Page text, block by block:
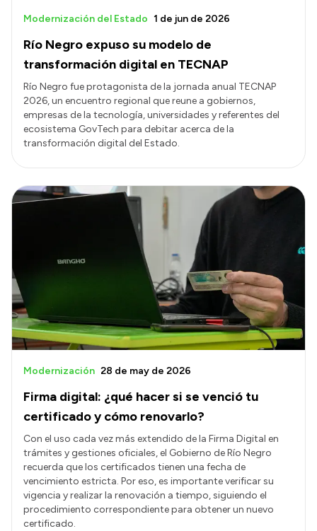
Río Negro expuso su modelo de
transformación digital en TECNAP
Modernización del Estado 1 de jun de 2026
Río Negro fue protagonista de la jornada anual TECNAP
2026, un encuentro regional que reune a gobiernos,
empresas de la tecnología, universidades y referentes del
ecosistema GovTech para debitar acerca de la
transformación digital del Estado.
Firma digital: ¿qué hacer si se venció tu
certificado y cómo renovarlo?
Modernización 28 de may de 2026
Con el uso cada vez más extendido de la Firma Digital en
trámites y gestiones oficiales, el Gobierno de Río Negro
recuerda que los certificados tienen una fecha de
vencimiento estricta. Por eso, es importante verificar su
vigencia y realizar la renovación a tiempo, siguiendo el
procedimiento correspondiente para obtener un nuevo
certificado.